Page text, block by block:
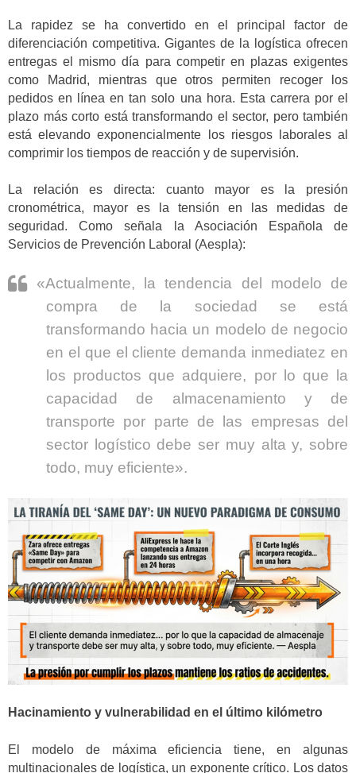
La rapidez se ha convertido en el principal factor de
diferenciación competitiva. Gigantes de la logística ofrecen
entregas el mismo día para competir en plazas exigentes
como Madrid, mientras que otros permiten recoger los
pedidos en línea en tan solo una hora. Esta carrera por el
plazo más corto está transformando el sector, pero también
está elevando exponencialmente los riesgos laborales al
comprimir los tiempos de reacción y de supervisión.
La relación es directa: cuanto mayor es la presión
cronométrica, mayor es la tensión en las medidas de
seguridad. Como señala la Asociación Española de
Servicios de Prevención Laboral (Aespla):
«Actualmente, la tendencia del modelo de
compra de la sociedad se está
transformando hacia un modelo de negocio
en el que el cliente demanda inmediatez en
los productos que adquiere, por lo que la
capacidad de almacenamiento y de
transporte por parte de las empresas del
sector logístico debe ser muy alta y, sobre
todo, muy eficiente».
Hacinamiento y vulnerabilidad en el último kilómetro
El modelo de máxima eficiencia tiene, en algunas
multinacionales de logística, un exponente crítico. Los datos